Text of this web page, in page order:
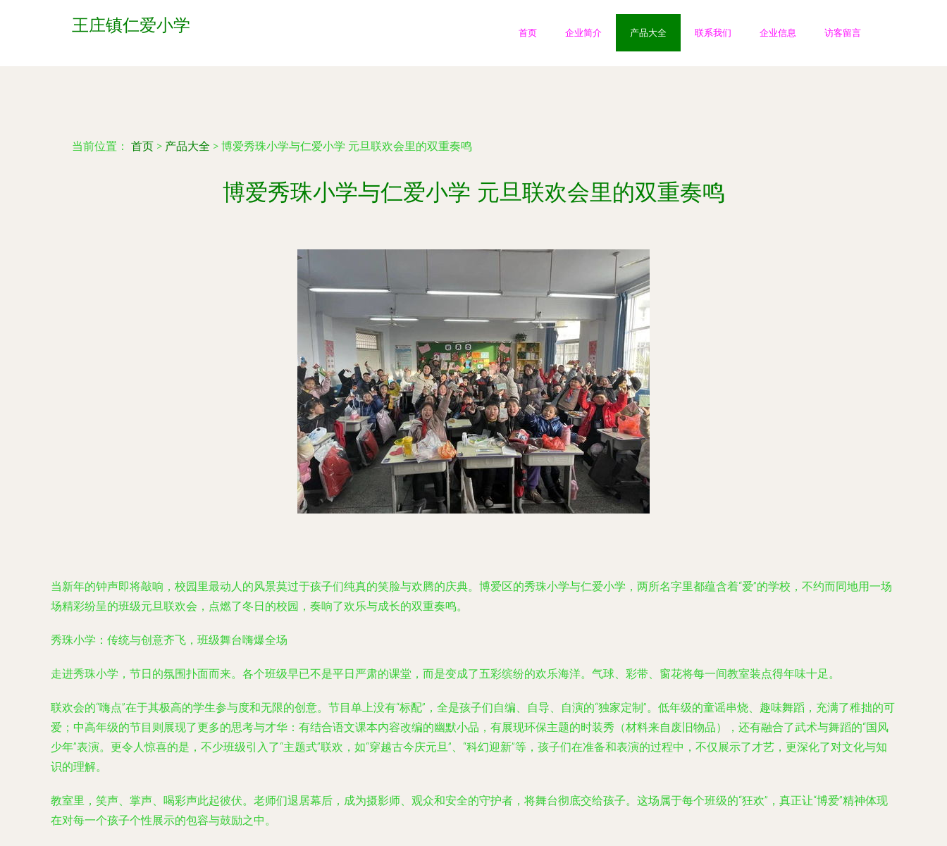
王庄镇仁爱小学 首页 企业简介 产品大全 联系我们 企业信息 访客留言
当前位置： 首页 > 产品大全 > 博爱秀珠小学与仁爱小学 元旦联欢会里的双重奏鸣
博爱秀珠小学与仁爱小学 元旦联欢会里的双重奏鸣
当新年的钟声即将敲响，校园里最动人的风景莫过于孩子们纯真的笑脸与欢腾的庆典。博爱区的秀珠小学与仁爱小学，两所名字里都蕴含着“爱”的学校，不约而同地用一场
场精彩纷呈的班级元旦联欢会，点燃了冬日的校园，奏响了欢乐与成长的双重奏鸣。
秀珠小学：传统与创意齐飞，班级舞台嗨爆全场
走进秀珠小学，节日的氛围扑面而来。各个班级早已不是平日严肃的课堂，而是变成了五彩缤纷的欢乐海洋。气球、彩带、窗花将每一间教室装点得年味十足。
联欢会的“嗨点”在于其极高的学生参与度和无限的创意。节目单上没有“标配”，全是孩子们自编、自导、自演的“独家定制”。低年级的童谣串烧、趣味舞蹈，充满了稚拙的可
爱；中高年级的节目则展现了更多的思考与才华：有结合语文课本内容改编的幽默小品，有展现环保主题的时装秀（材料来自废旧物品），还有融合了武术与舞蹈的“国风
少年”表演。更令人惊喜的是，不少班级引入了“主题式”联欢，如“穿越古今庆元旦”、“科幻迎新”等，孩子们在准备和表演的过程中，不仅展示了才艺，更深化了对文化与知
识的理解。
教室里，笑声、掌声、喝彩声此起彼伏。老师们退居幕后，成为摄影师、观众和安全的守护者，将舞台彻底交给孩子。这场属于每个班级的“狂欢”，真正让“博爱”精神体现
在对每一个孩子个性展示的包容与鼓励之中。